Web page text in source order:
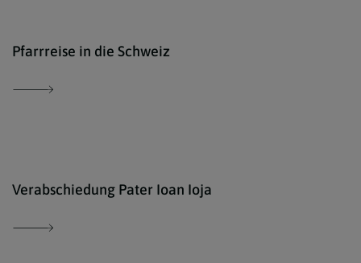
Pfarrreise in die Schweiz
Verabschiedung Pater Ioan Ioja